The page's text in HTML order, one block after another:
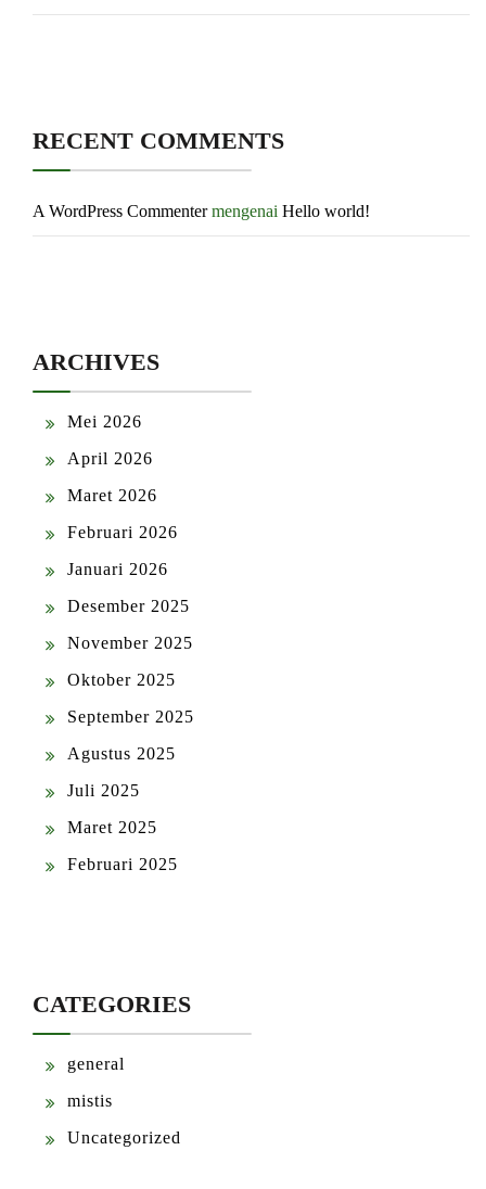
RECENT COMMENTS
A WordPress Commentermengenai Hello world!
ARCHIVES
Mei 2026
April 2026
Maret 2026
Februari 2026
Januari 2026
Desember 2025
November 2025
Oktober 2025
September 2025
Agustus 2025
Juli 2025
Maret 2025
Februari 2025
CATEGORIES
general
mistis
Uncategorized